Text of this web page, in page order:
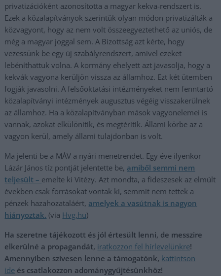
privatizációként azonosította a magyar kekva-rendszert is.
Ezek a közalapítványok szerintük olyan módon privatizálták a
közvagyont, hogy az nem volt összeegyeztethető az uniós, de
még a magyar joggal sem. A Bizottság azt kérte, hogy
vezessünk be egy új szabályrendszert, amivel ezeket
lebéníthattuk volna. A kormány ehelyett azt javasolja, hogy a
kekvák vagyona kerüljön vissza az államhoz. Ezt két ütemben
fogják javasolni. A felsőoktatási intézményeket nem fenntartó
közalapítványi intézmények augusztus végéig visszakerülnek
az államhoz. Ha a közalapítványban mások vagyonelemei is
vannak, azokat elkülönítik, és megtérítik. Állami körbe az a
vagyon kerül, amely állami tulajdonban is volt.
Ma jelenti be a MÁV a nyári menetrendet. Egy éve ilyenkor
Lázár János tíz pontját jelentette be, amiből semmi nem
teljesült – emelte ki Vitézy. Azt mondta, a fideszesek az elmúlt
években csak forrásokat vontak ki, semmit nem tettek a
pénzek hazahozataláért, amelyek a vasútnak is nagyon
hiányoztak. (via Hvg.hu)
Ha szeretne tájékozott és jól értesült lenni, de messzire
elkerülné a propagandát, iratkozzon fel hírlevelünkre!
Amennyiben szívesen lenne a támogatónk, kattintson
ide és csatlakozzon adománygyűjtésünkhöz!